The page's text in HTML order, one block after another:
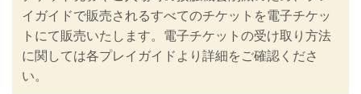
※なおこれらの内容は、今後の政府や各
自治体等の発表や要請に基づき、大会の
実施・運用方法や座席に関して変更が発
生する可能性がございます。予めご了承
イガイドで販売されるすべてのチケットを電子チケッ
トにて販売いたします。電子チケットの受け取り方法
に関しては各プレイガイドより詳細をご確認くださ
い。